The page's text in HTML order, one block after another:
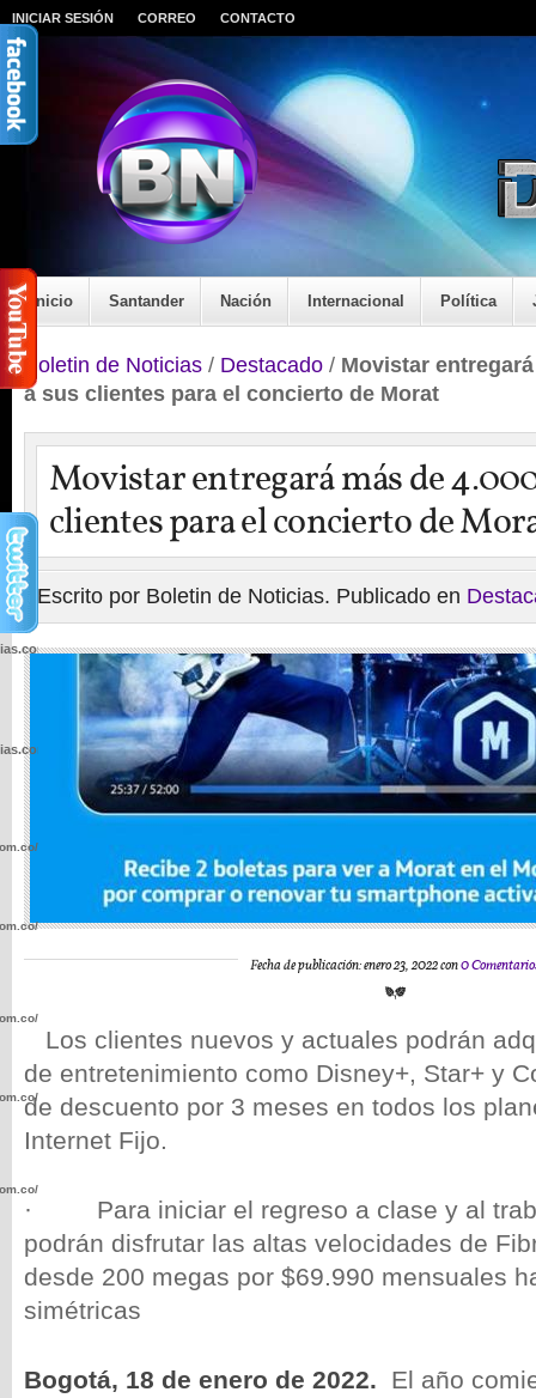
INICIAR SESIÓN CORREO CONTACTO
Inicio Santander Nación Internacional Política
Boletin de Noticias / Destacado / Movistar
a sus clientes para el concierto de Morat
Movistar entregará más de
clientes para el concierto de
Escrito por Boletin de Noticias. Publicado en
Fecha de publicación: enero 23, 2022 con0
Los clientes nuevos y actuales podrán
de entretenimiento como Disney+, Star+ y
de descuento por 3 meses en todos los
Internet Fijo.
· Para iniciar el regreso a clase y al
podrán disfrutar las altas velocidades de
desde 200 megas por $69.990 mensuales
simétricas
Bogotá, 18 de enero de 2022. El año
wp-
wp-
wp-
wp-
wp-
wp-
wp-